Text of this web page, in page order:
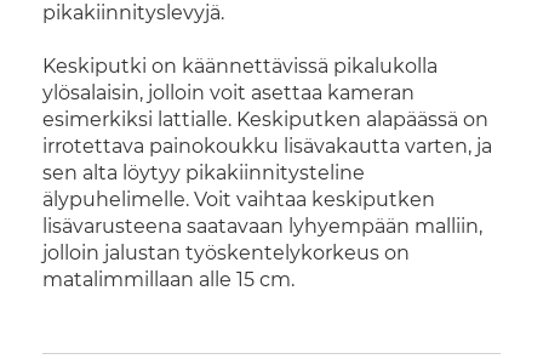
pikakiinnityslevyjä.
Keskiputki on käännettävissä pikalukolla
ylösalaisin, jolloin voit asettaa kameran
esimerkiksi lattialle. Keskiputken alapäässä on
irrotettava painokoukku lisävakautta varten, ja
sen alta löytyy pikakiinnitysteline
älypuhelimelle. Voit vaihtaa keskiputken
lisävarusteena saatavaan lyhyempään malliin,
jolloin jalustan työskentelykorkeus on
matalimmillaan alle 15 cm.